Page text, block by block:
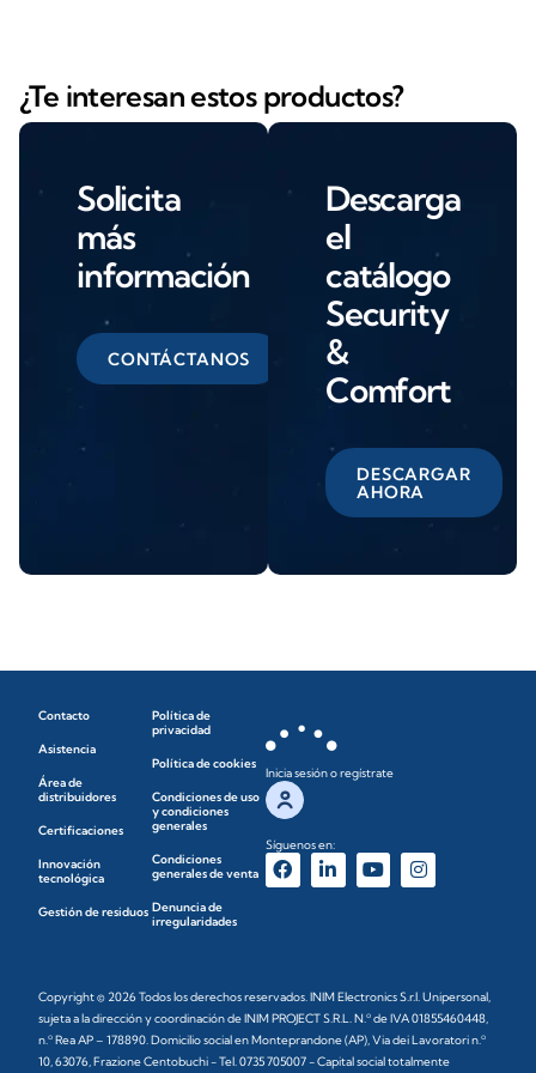
¿Te interesan estos productos?
Solicita
más
información
CONTÁCTANOS
Descarga
el
catálogo
Security
&
Comfort
DESCARGAR
AHORA
Contacto
Asistencia
Área de
distribuidores
Certificaciones
Innovación
tecnológica
Gestión de residuos
Política de
privacidad
Política de cookies
Condiciones de uso
y condiciones
generales
Condiciones
generales de venta
Denuncia de
irregularidades
Inicia sesión o regístrate
Síguenos en:
Copyright © 2026 Todos los derechos reservados. INIM Electronics S.r.l. Unipersonal,
sujeta a la dirección y coordinación de INIM PROJECT S.R.L. N.º de IVA 01855460448,
n.º Rea AP – 178890. Domicilio social en Monteprandone (AP), Via dei Lavoratori n.º
10, 63076, Frazione Centobuchi - Tel. 0735 705007 - Capital social totalmente